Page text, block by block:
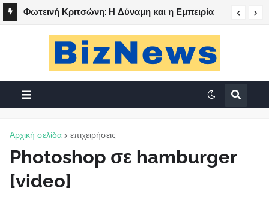
Ilia Forum 2026: 5 & 6 Ιουνίου στο Aldemar
Φωτεινή Κριτσώνη: Η Δύναμη και η Εμπειρία
Αρχική σελίδα επιχειρήσεις
Photoshop σε hamburger
[video]